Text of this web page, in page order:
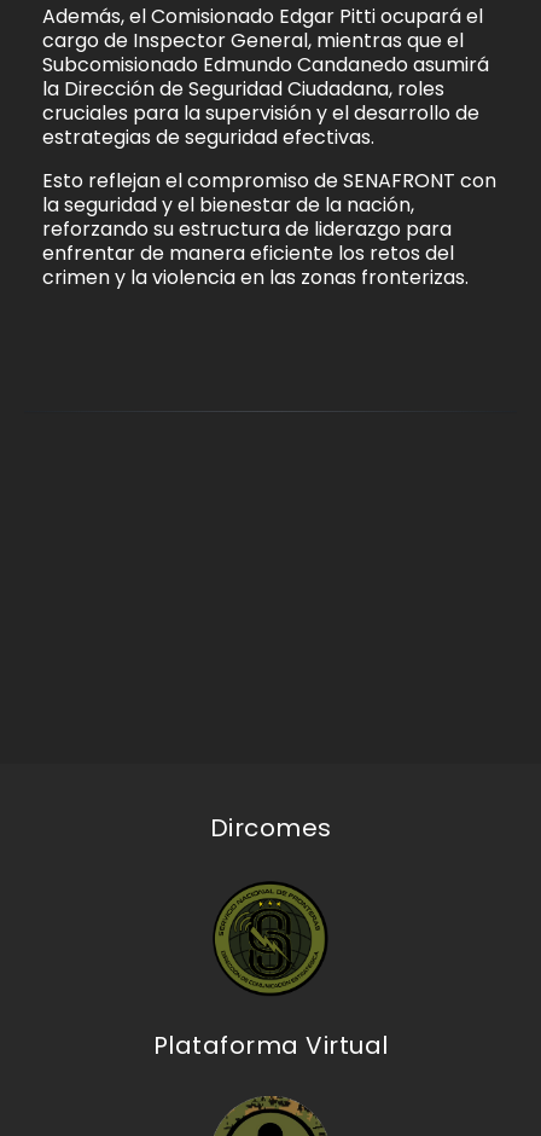
Además, el Comisionado Edgar Pitti ocupará el
cargo de Inspector General, mientras que el
Subcomisionado Edmundo Candanedo asumirá
la Dirección de Seguridad Ciudadana, roles
cruciales para la supervisión y el desarrollo de
estrategias de seguridad efectivas.
Esto reflejan el compromiso de SENAFRONT con
la seguridad y el bienestar de la nación,
reforzando su estructura de liderazgo para
enfrentar de manera eficiente los retos del
crimen y la violencia en las zonas fronterizas.
Dircomes
Plataforma Virtual